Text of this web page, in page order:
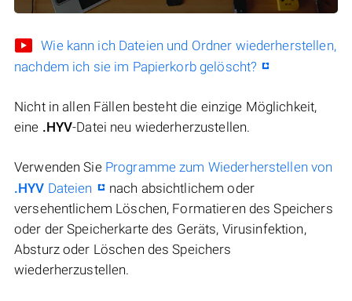
Wie kann ich Dateien und Ordner wiederherstellen,
nachdem ich sie im Papierkorb gelöscht?
Nicht in allen Fällen besteht die einzige Möglichkeit,
eine .HYV-Datei neu wiederherzustellen.
Verwenden Sie Programme zum Wiederherstellen von
.HYV Dateien
nach absichtlichem oder
versehentlichem Löschen, Formatieren des Speichers
oder der Speicherkarte des Geräts, Virusinfektion,
Absturz oder Löschen des Speichers
wiederherzustellen.